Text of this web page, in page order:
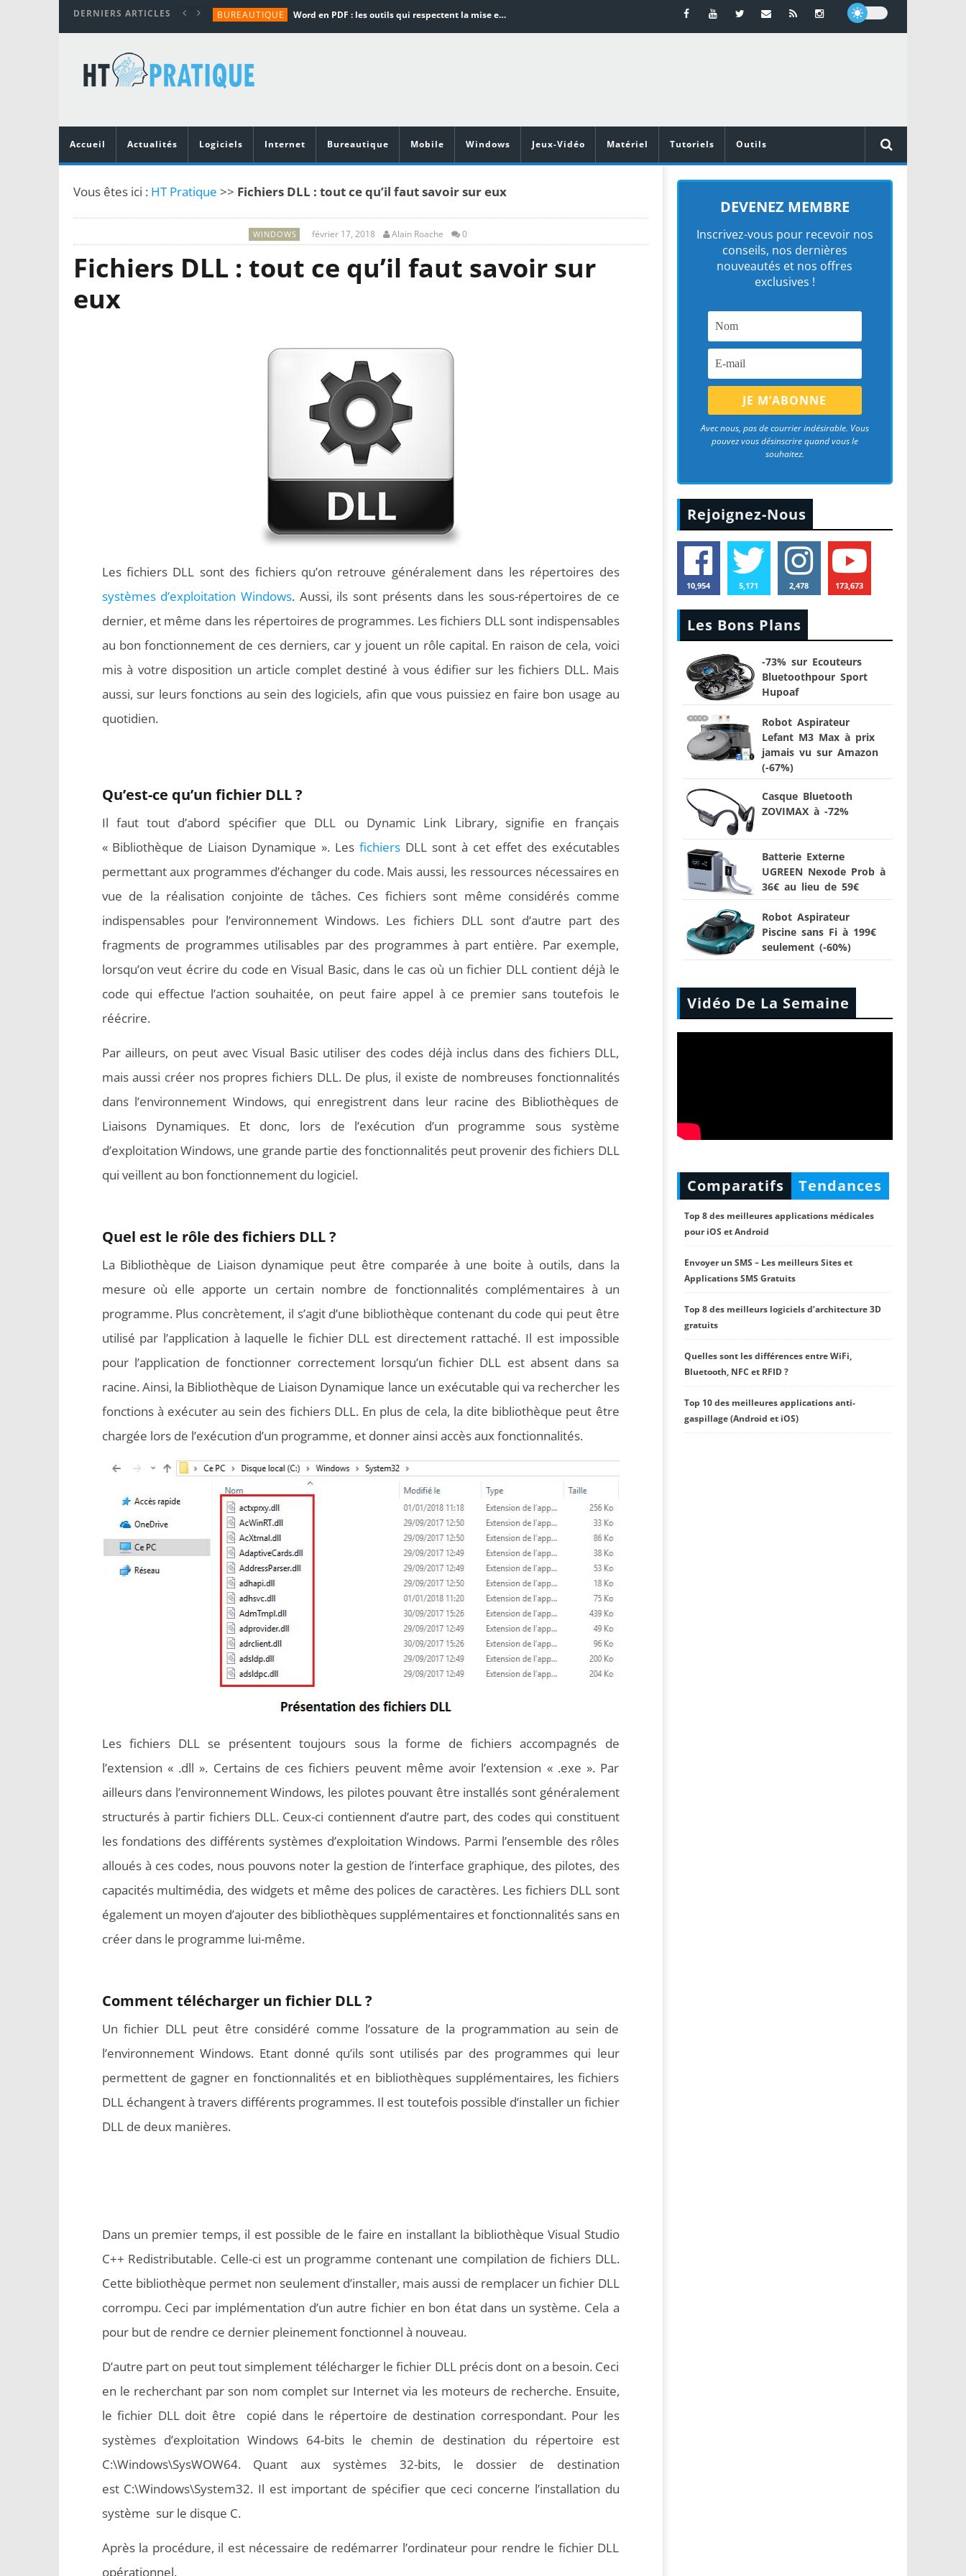
DERNIERS ARTICLES BUREAUTIQUE Word en PDF : les outils qui respectent la mise en page
TUTORIALS
MATÉRIEL
Vidéoprojecteurs Asus : Top 6 des meilleurs modèles de la marque
Accueil
Actualités Logiciels Internet Bureautique Mobile Windows Jeux-Vidéo Matériel Tutoriels Outils
Vous êtes ici : HT Pratique >> Fichiers DLL : tout ce qu’il faut savoir sur eux
WINDOWS février 17, 2018 Alain Roache 0
Fichiers DLL : tout ce qu’il faut savoir sur
eux
Les fichiers DLL sont des fichiers qu’on retrouve généralement dans les répertoires des
systèmes d’exploitation Windows. Aussi, ils sont présents dans les sous-répertoires de ce
dernier, et même dans les répertoires de programmes. Les fichiers DLL sont indispensables
au bon fonctionnement de ces derniers, car y jouent un rôle capital. En raison de cela, voici
mis à votre disposition un article complet destiné à vous édifier sur les fichiers DLL. Mais
aussi, sur leurs fonctions au sein des logiciels, afin que vous puissiez en faire bon usage au
quotidien.
Qu’est-ce qu’un fichier DLL ?
Il faut tout d’abord spécifier que DLL ou Dynamic Link Library, signifie en français
« Bibliothèque de Liaison Dynamique ». Les fichiers DLL sont à cet effet des exécutables
permettant aux programmes d’échanger du code. Mais aussi, les ressources nécessaires en
vue de la réalisation conjointe de tâches. Ces fichiers sont même considérés comme
indispensables pour l’environnement Windows. Les fichiers DLL sont d’autre part des
fragments de programmes utilisables par des programmes à part entière. Par exemple,
lorsqu’on veut écrire du code en Visual Basic, dans le cas où un fichier DLL contient déjà le
code qui effectue l’action souhaitée, on peut faire appel à ce premier sans toutefois le
réécrire.
Par ailleurs, on peut avec Visual Basic utiliser des codes déjà inclus dans des fichiers DLL,
mais aussi créer nos propres fichiers DLL. De plus, il existe de nombreuses fonctionnalités
dans l’environnement Windows, qui enregistrent dans leur racine des Bibliothèques de
Liaisons Dynamiques. Et donc, lors de l’exécution d’un programme sous système
d’exploitation Windows, une grande partie des fonctionnalités peut provenir des fichiers DLL
qui veillent au bon fonctionnement du logiciel.
Quel est le rôle des fichiers DLL ?
La Bibliothèque de Liaison dynamique peut être comparée à une boite à outils, dans la
mesure où elle apporte un certain nombre de fonctionnalités complémentaires à un
programme. Plus concrètement, il s’agit d’une bibliothèque contenant du code qui peut être
utilisé par l’application à laquelle le fichier DLL est directement rattaché. Il est impossible
pour l’application de fonctionner correctement lorsqu’un fichier DLL est absent dans sa
racine. Ainsi, la Bibliothèque de Liaison Dynamique lance un exécutable qui va rechercher les
fonctions à exécuter au sein des fichiers DLL. En plus de cela, la dite bibliothèque peut être
chargée lors de l’exécution d’un programme, et donner ainsi accès aux fonctionnalités.
Les fichiers DLL se présentent toujours sous la forme de fichiers accompagnés de
l’extension « .dll ». Certains de ces fichiers peuvent même avoir l’extension « .exe ». Par
ailleurs dans l’environnement Windows, les pilotes pouvant être installés sont généralement
structurés à partir fichiers DLL. Ceux-ci contiennent d’autre part, des codes qui constituent
les fondations des différents systèmes d’exploitation Windows. Parmi l’ensemble des rôles
alloués à ces codes, nous pouvons noter la gestion de l’interface graphique, des pilotes, des
capacités multimédia, des widgets et même des polices de caractères. Les fichiers DLL sont
également un moyen d’ajouter des bibliothèques supplémentaires et fonctionnalités sans en
créer dans le programme lui-même.
Comment télécharger un fichier DLL ?
Un fichier DLL peut être considéré comme l’ossature de la programmation au sein de
l’environnement Windows. Etant donné qu’ils sont utilisés par des programmes qui leur
permettent de gagner en fonctionnalités et en bibliothèques supplémentaires, les fichiers
DLL échangent à travers différents programmes. Il est toutefois possible d’installer un fichier
DLL de deux manières.
Dans un premier temps, il est possible de le faire en installant la bibliothèque Visual Studio
C++ Redistributable. Celle-ci est un programme contenant une compilation de fichiers DLL.
Cette bibliothèque permet non seulement d’installer, mais aussi de remplacer un fichier DLL
corrompu. Ceci par implémentation d’un autre fichier en bon état dans un système. Cela a
pour but de rendre ce dernier pleinement fonctionnel à nouveau.
D’autre part on peut tout simplement télécharger le fichier DLL précis dont on a besoin. Ceci
en le recherchant par son nom complet sur Internet via les moteurs de recherche. Ensuite,
le fichier DLL doit être copié dans le répertoire de destination correspondant. Pour les
systèmes d’exploitation Windows 64-bits le chemin de destination du répertoire est
C:\Windows\SysWOW64. Quant aux systèmes 32-bits, le dossier de destination
est C:\Windows\System32. Il est important de spécifier que ceci concerne l’installation du
système sur le disque C.
Après la procédure, il est nécessaire de redémarrer l’ordinateur pour rendre le fichier DLL
opérationnel.
DEVENEZ MEMBRE
Inscrivez-vous pour recevoir nos
conseils, nos dernières
nouveautés et nos offres
exclusives !
Avec nous, pas de courrier indésirable. Vous
pouvez vous désinscrire quand vous le
souhaitez.
Rejoignez-Nous
10,954 5,171 2,478 173,673
Les Bons Plans
-73% sur Ecouteurs
Bluetoothpour Sport
Hupoaf
Robot Aspirateur
Lefant M3 Max à prix
jamais vu sur Amazon
(-67%)
Casque Bluetooth
ZOVIMAX à -72%
Batterie Externe
UGREEN Nexode Prob à
36€ au lieu de 59€
Robot Aspirateur
Piscine sans Fi à 199€
seulement (-60%)
Vidéo De La Semaine
Comparatifs Tendances
Top 8 des meilleures applications médicales
pour iOS et Android
Envoyer un SMS – Les meilleurs Sites et
Applications SMS Gratuits
Top 8 des meilleurs logiciels d’architecture 3D
gratuits
Quelles sont les différences entre WiFi,
Bluetooth, NFC et RFID ?
Top 10 des meilleures applications anti-
gaspillage (Android et iOS)